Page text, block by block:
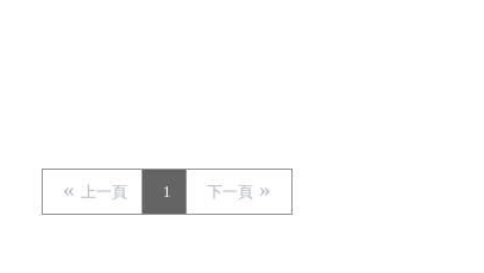
上一頁 1 下一頁